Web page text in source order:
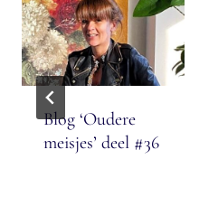
Blog ‘Oudere
meisjes’ deel #36